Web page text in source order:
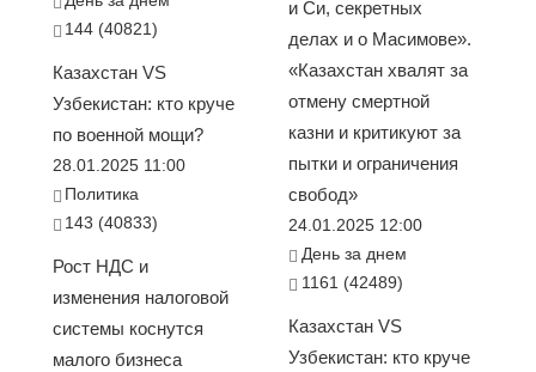
144 (40821)
Казахстан VS
Узбекистан: кто круче
по военной мощи?
28.01.2025 11:00
Политика
143 (40833)
Рост НДС и
изменения налоговой
системы коснутся
малого бизнеса
и Си, секретных
делах и о Масимове».
«Казахстан хвалят за
отмену смертной
казни и критикуют за
пытки и ограничения
свобод»
24.01.2025 12:00
День за днем
1161 (42489)
Казахстан VS
Узбекистан: кто круче